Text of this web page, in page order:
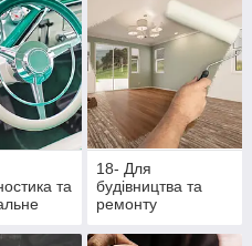
та
18- Для
будівництва та
ремонту